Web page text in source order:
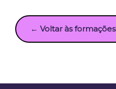
← Voltar às formações